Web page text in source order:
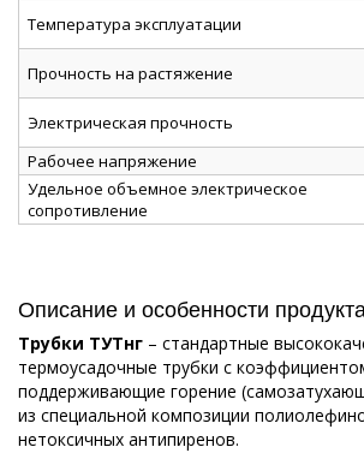
Температура эксплуатации
Прочность на растяжение
Электрическая прочность
Рабочее напряжение
Удельное объемное электрическое
сопротивление
Описание и особенности
Трубки ТУТнг – стандартные
термоусадочные трубки с
поддерживающие горение
из специальной композиции
нетоксичных антипиренов.